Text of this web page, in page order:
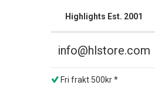
Highlights Est. 2001
info@hlstore.com
Fri frakt 500kr *